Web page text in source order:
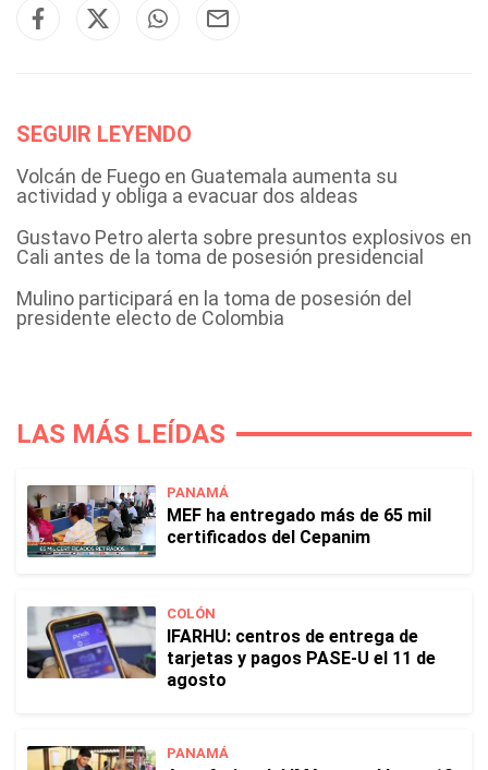
SEGUIR LEYENDO
Volcán de Fuego en Guatemala aumenta su
actividad y obliga a evacuar dos aldeas
Gustavo Petro alerta sobre presuntos explosivos en
Cali antes de la toma de posesión presidencial
Mulino participará en la toma de posesión del
presidente electo de Colombia
LAS MÁS LEÍDAS
PANAMÁ
MEF ha entregado más de 65 mil
certificados del Cepanim
COLÓN
IFARHU: centros de entrega de
tarjetas y pagos PASE-U el 11 de
agosto
PANAMÁ